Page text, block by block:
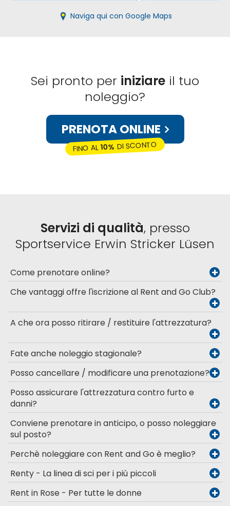
Naviga qui con Google Maps
Sei pronto per iniziare il tuo
noleggio?
PRENOTA ONLINE
FINO AL10% DI SCONTO
Servizi di qualità, presso
Sportservice Erwin Stricker Lüsen
Come prenotare online?
Che vantaggi offre l'iscrizione al Rent and Go Club?
A che ora posso ritirare / restituire l'attrezzatura?
Fate anche noleggio stagionale?
Posso cancellare / modificare una prenotazione?
Posso assicurare l'attrezzatura contro furto e
danni?
Conviene prenotare in anticipo, o posso noleggiare
sul posto?
Perchè noleggiare con Rent and Go è meglio?
Renty - La linea di sci per i più piccoli
Rent in Rose - Per tutte le donne